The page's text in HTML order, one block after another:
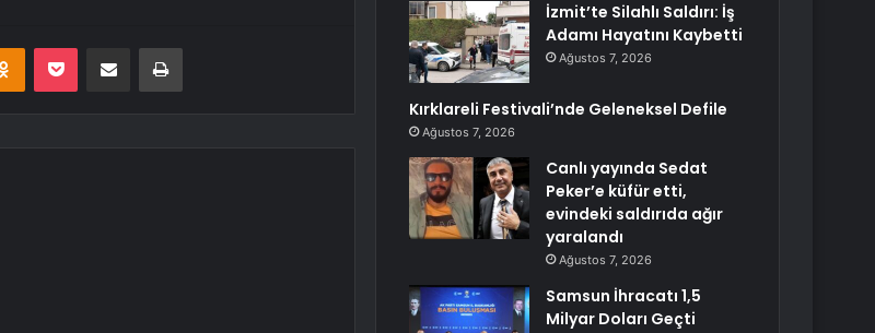
Odnoklassniki
Pocket E-Posta ile paylaş Yazdır
İzmit’te Silahlı Saldırı: İş
Adamı Hayatını Kaybetti
Ağustos 7, 2026
Kırklareli Festivali’nde Geleneksel Defile
Ağustos 7, 2026
Canlı yayında Sedat
Peker’e küfür etti,
evindeki saldırıda ağır
yaralandı
Ağustos 7, 2026
Samsun İhracatı 1,5
Milyar Doları Geçti